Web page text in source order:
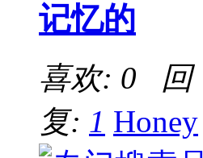
记忆的
喜欢: 0 回
复: 1 Honey